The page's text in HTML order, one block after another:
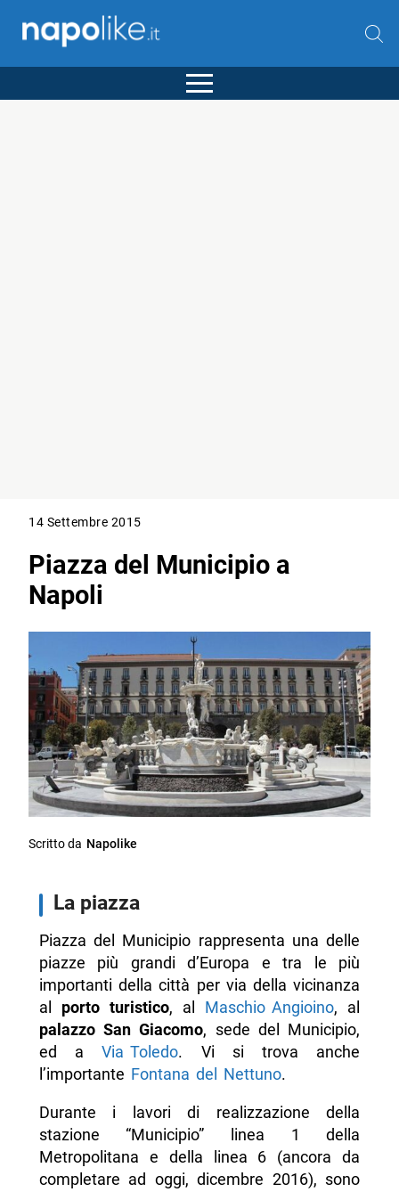
14 Settembre 2015
Piazza del Municipio a
Napoli
Scritto da Napolike
La piazza
Piazza del Municipio rappresenta una delle
piazze più grandi d’Europa e tra le più
importanti della città per via della vicinanza
al porto turistico, al Maschio Angioino, al
palazzo San Giacomo, sede del Municipio,
ed aVia Toledo. Vi si trova anche
l’importante Fontana del Nettuno.
Durante i lavori di realizzazione della
stazione “Municipio” linea 1 della
Metropolitana e della linea 6 (ancora da
completare ad oggi, dicembre 2016), sono